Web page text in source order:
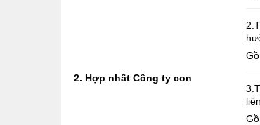
2. Hợp nhất Công ty con